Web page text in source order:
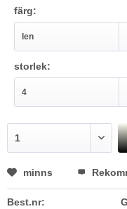
färg:
storlek:
minns
Best.nr: